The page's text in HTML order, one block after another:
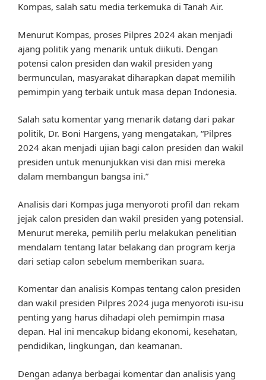
Kompas, salah satu media terkemuka di Tanah Air.
Menurut Kompas, proses Pilpres 2024 akan menjadi
ajang politik yang menarik untuk diikuti. Dengan
potensi calon presiden dan wakil presiden yang
bermunculan, masyarakat diharapkan dapat memilih
pemimpin yang terbaik untuk masa depan Indonesia.
Salah satu komentar yang menarik datang dari pakar
politik, Dr. Boni Hargens, yang mengatakan, “Pilpres
2024 akan menjadi ujian bagi calon presiden dan wakil
presiden untuk menunjukkan visi dan misi mereka
dalam membangun bangsa ini.”
Analisis dari Kompas juga menyoroti profil dan rekam
jejak calon presiden dan wakil presiden yang potensial.
Menurut mereka, pemilih perlu melakukan penelitian
mendalam tentang latar belakang dan program kerja
dari setiap calon sebelum memberikan suara.
Komentar dan analisis Kompas tentang calon presiden
dan wakil presiden Pilpres 2024 juga menyoroti isu-isu
penting yang harus dihadapi oleh pemimpin masa
depan. Hal ini mencakup bidang ekonomi, kesehatan,
pendidikan, lingkungan, dan keamanan.
Dengan adanya berbagai komentar dan analisis yang